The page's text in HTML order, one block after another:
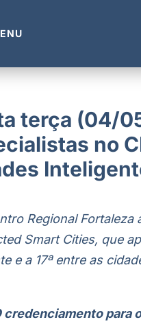
CIDADE
Cidade CSC?
Eventos
terça (04/
no
Regional
Smart Cities, que
e a 17ª entre as
credenciamento para